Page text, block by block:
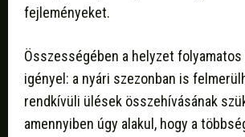
fejleményeket.
Összességében a helyzet
igényel: a nyári szezonban is
rendkívüli ülések összehívásának
amennyiben úgy alakul, hogy a